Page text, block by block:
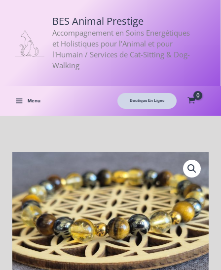
contenu
BES Animal Prestige
Accompagnement en Soins Energétiques
et Holistiques pour l'Animal et pour
l'Humain / Services de Cat-Sitting & Dog-
Walking
Menu Boutique En Ligne
"Réalisation"
Pour
célébrer
une
Réussite
Professionnelle
ou
une
Promotion